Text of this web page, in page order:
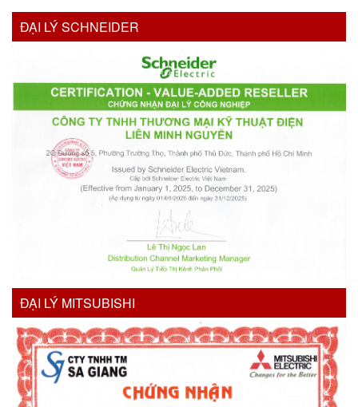
ĐẠI LÝ SCHNEIDER
ĐẠI LÝ MITSUBISHI